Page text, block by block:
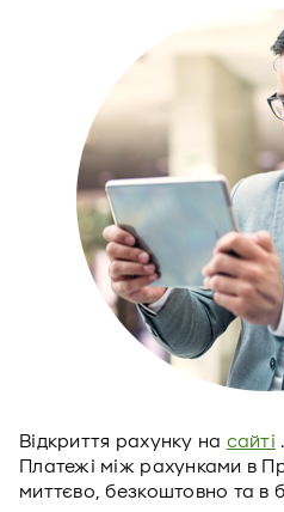
Відкриття рахунку на сайті
Платежі між рахунками в
миттєво, безкоштовно та в